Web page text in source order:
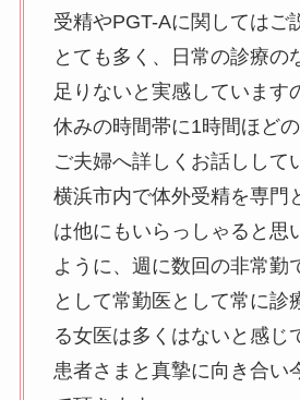
受精やPGT-Aに関してはご
とても多く、日常の診療の
足りないと実感しています
休みの時間帯に1時間ほど
ご夫婦へ詳しくお話しして
横浜市内で体外受精を専門
は他にもいらっしゃると思
ように、週に数回の非常勤
として常勤医として常に診
る女医は多くはないと感じ
患者さまと真摯に向き合い